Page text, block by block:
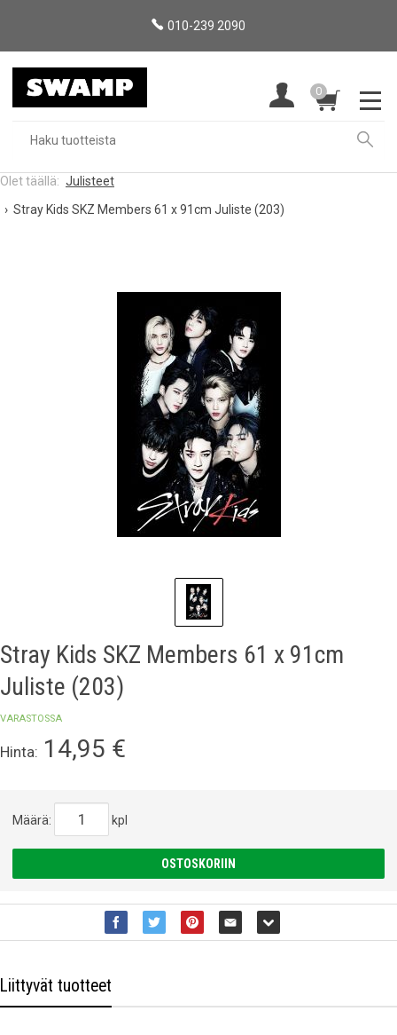
010-239 2090
0
Julisteet
Stray Kids SKZ Members 61 x 91cm Juliste (203)
Stray Kids SKZ Members 61 x 91cm
Juliste (203)
VARASTOSSA
Hinta: 14,95 €
Määrä: kpl
OSTOSKORIIN
Liittyvät tuotteet